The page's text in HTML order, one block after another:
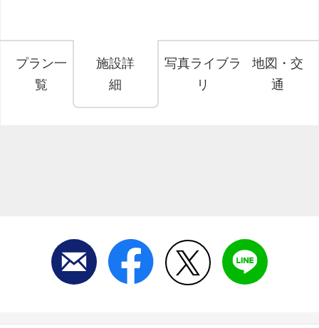
プラン一
覧
施設詳
細
写真ライブラ
リ
地図・交
通